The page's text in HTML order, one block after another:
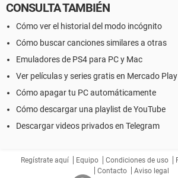
CONSULTA TAMBIÉN
Cómo ver el historial del modo incógnito
Cómo buscar canciones similares a otras
Emuladores de PS4 para PC y Mac
Ver películas y series gratis en Mercado Play
Cómo apagar tu PC automáticamente
Cómo descargar una playlist de YouTube
Descargar videos privados en Telegram
Regístrate aquí Equipo Condiciones de uso
Contacto
Aviso legal